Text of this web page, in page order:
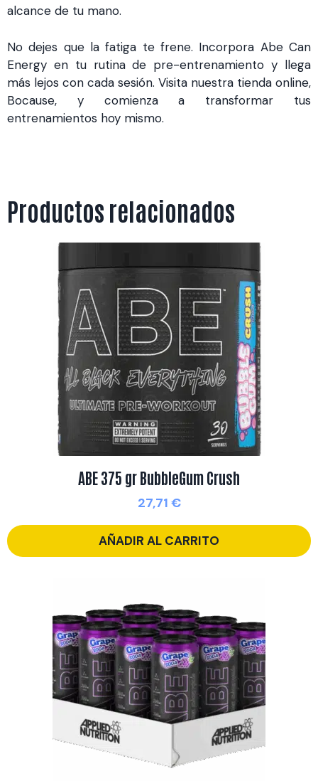
alcance de tu mano.
No dejes que la fatiga te frene. Incorpora Abe Can
Energy en tu rutina de pre-entrenamiento y llega
más lejos con cada sesión. Visita nuestra tienda online,
Bocause, y comienza a transformar tus
entrenamientos hoy mismo.
Productos relacionados
ABE 375 gr BubbleGum Crush
27,71 €
AÑADIR AL CARRITO